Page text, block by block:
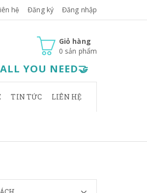
hệ Đăng ký Đăng nhập
Giỏ hàng
0 sản phẩm
YOU NEED🤝
TIN TỨC LIÊN HỆ